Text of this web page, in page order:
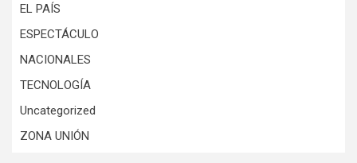
EL PAÍS
ESPECTÁCULO
NACIONALES
TECNOLOGÍA
Uncategorized
ZONA UNIÓN